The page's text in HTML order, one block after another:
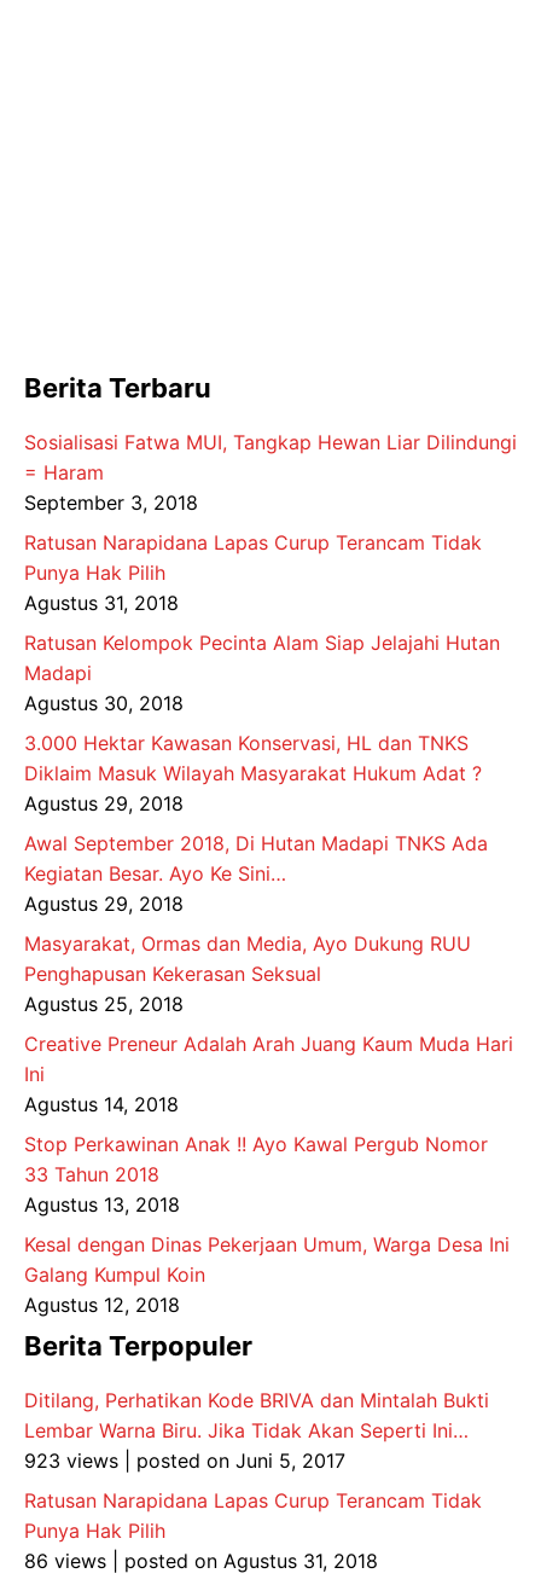
Berita Terbaru
Sosialisasi Fatwa MUI, Tangkap Hewan Liar Dilindungi
= Haram
September 3, 2018
Ratusan Narapidana Lapas Curup Terancam Tidak
Punya Hak Pilih
Agustus 31, 2018
Ratusan Kelompok Pecinta Alam Siap Jelajahi Hutan
Madapi
Agustus 30, 2018
3.000 Hektar Kawasan Konservasi, HL dan TNKS
Diklaim Masuk Wilayah Masyarakat Hukum Adat ?
Agustus 29, 2018
Awal September 2018, Di Hutan Madapi TNKS Ada
Kegiatan Besar. Ayo Ke Sini…
Agustus 29, 2018
Masyarakat, Ormas dan Media, Ayo Dukung RUU
Penghapusan Kekerasan Seksual
Agustus 25, 2018
Creative Preneur Adalah Arah Juang Kaum Muda Hari
Ini
Agustus 14, 2018
Stop Perkawinan Anak !! Ayo Kawal Pergub Nomor
33 Tahun 2018
Agustus 13, 2018
Kesal dengan Dinas Pekerjaan Umum, Warga Desa Ini
Galang Kumpul Koin
Agustus 12, 2018
Berita Terpopuler
Ditilang, Perhatikan Kode BRIVA dan Mintalah Bukti
Lembar Warna Biru. Jika Tidak Akan Seperti Ini…
923 views
posted on Juni 5, 2017
Ratusan Narapidana Lapas Curup Terancam Tidak
Punya Hak Pilih
86 views
posted on Agustus 31, 2018